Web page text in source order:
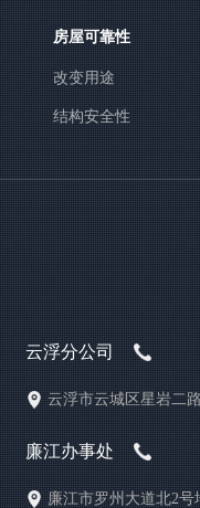
房屋可靠性
改变用途
结构安全性
云浮分公司
云浮市云城区星岩二
廉江办事处
廉江市罗州大道北2号